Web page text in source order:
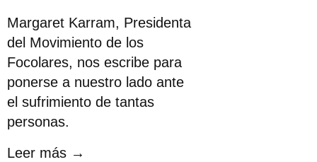
Margaret Karram, Presidenta
del Movimiento de los
Focolares, nos escribe para
ponerse a nuestro lado ante
el sufrimiento de tantas
personas.
Leer más →